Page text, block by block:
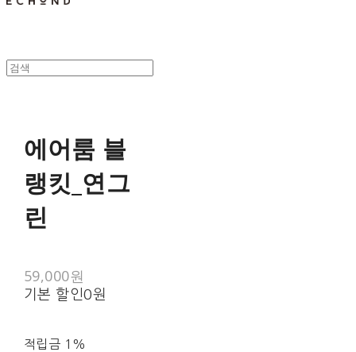
에어룸 블
랭킷_연그
린
59,000원
기본 할인0원
적립금 1%